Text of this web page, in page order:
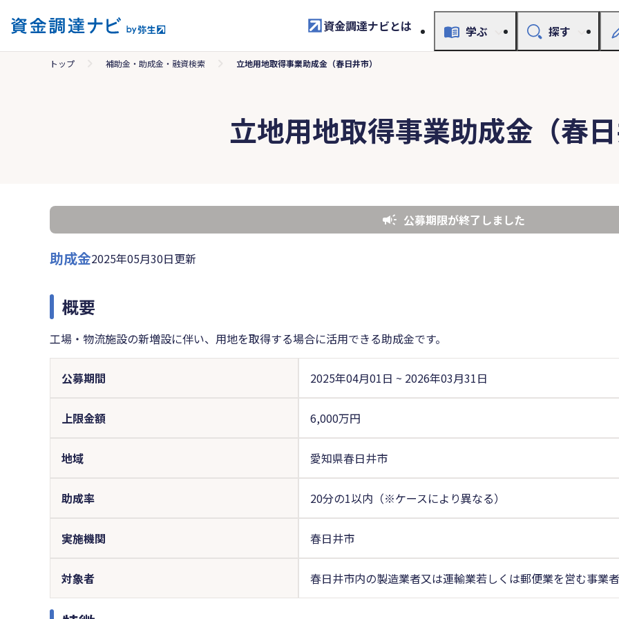
資金調達ナビとは 学ぶ 探す
トップ 補助金・助成金・融資検索 立地用地取得事業助成金（春日井市）
立地用地取得事業助成金（春
公募期限が終了しました
助成金2025年05月30日更新
概要
工場・物流施設の新増設に伴い、用地を取得する場合に活用できる助成金です。
公募期間 2025年04月01日 ~ 2026年03月31日
上限金額 6,000万円
地域 愛知県春日井市
助成率 20分の1以内（※ケースにより異なる）
実施機関 春日井市
対象者 春日井市内の製造業者又は運輸業若しくは郵便業を営む事業者